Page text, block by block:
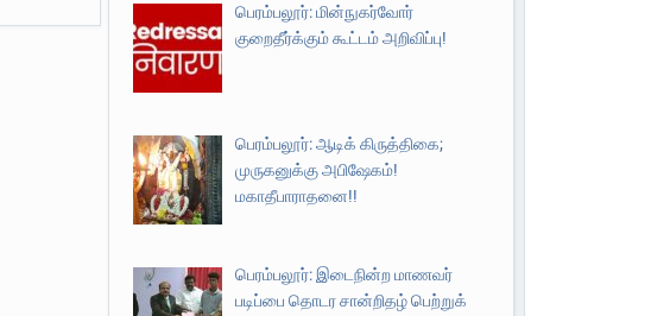
பெரம்பலூர்: மின்நுகர்வோர்
குறைதீர்க்கும் கூட்டம் அறிவிப்பு!
பெரம்பலூர்: ஆடிக் கிருத்திகை;
முருகனுக்கு அபிஷேகம்!
மகாதீபாராதனை!!
பெரம்பலூர்: இடைநின்ற மாணவர்
படிப்பை தொடர சான்றிதழ் பெற்றுக்